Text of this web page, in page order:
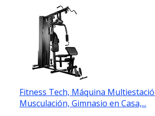
Fitness Tech, Máquina
Musculación, Gimnasio en Casa,...